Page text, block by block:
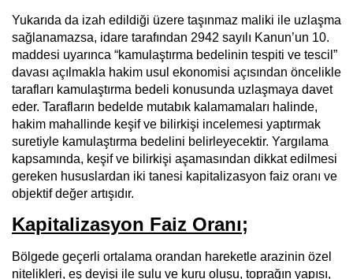
Yukarıda da izah edildiği üzere taşınmaz maliki ile uzlaşma
sağlanamazsa, idare tarafından 2942 sayılı Kanun’un 10.
maddesi uyarınca “kamulaştırma bedelinin tespiti ve tescil”
davası açılmakla hakim usul ekonomisi açısından öncelikle
tarafları kamulaştırma bedeli konusunda uzlaşmaya davet
eder. Tarafların bedelde mutabık kalamamaları halinde,
hakim mahallinde keşif ve bilirkişi incelemesi yaptırmak
suretiyle kamulaştırma bedelini belirleyecektir. Yargılama
kapsamında, keşif ve bilirkişi aşamasından dikkat edilmesi
gereken hususlardan iki tanesi kapitalizasyon faiz oranı ve
objektif değer artışıdır.
Kapitalizasyon Faiz Oranı;
Bölgede geçerli ortalama orandan hareketle arazinin özel
nitelikleri, eş deyişi ile sulu ve kuru oluşu, toprağın yapısı,